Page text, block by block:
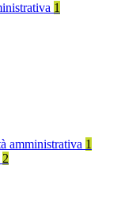
1
amministrativa 1
2